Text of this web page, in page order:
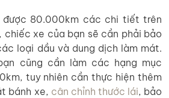
được 80.000km các chi tiết trên
xe của bạn sẽ cần phải bảo
loại dầu và dung dịch làm mát.
cũng cần làm các hạng mục
tuy nhiên cần thực hiện thêm
bánh xe, cân chỉnh thước lái, bảo